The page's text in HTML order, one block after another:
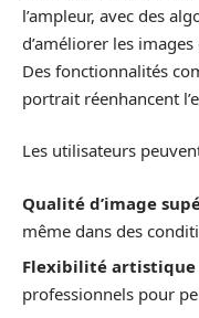
l’ampleur, avec des
d’améliorer les
Des fonctionnalités
portrait réenhancent
Les utilisateurs
Qualité d’image
même dans des
Flexibilité artistique
professionnels pour